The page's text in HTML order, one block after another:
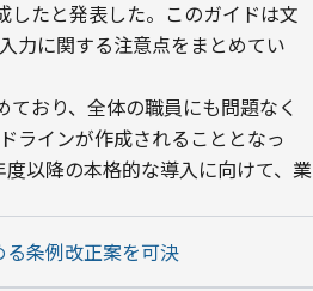
したと発表した。このガイドは文
力に関する注意点をまとめてい
おり、全体の職員にも問題なく
ラインが作成されることとなっ
以降の本格的な導入に向けて、業
条例改正案を可決